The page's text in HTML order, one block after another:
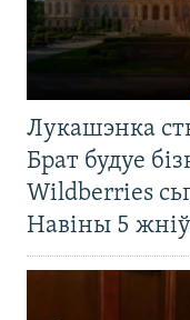
Лукашэнка
Брат будуе
Wildberries
Навіны 5